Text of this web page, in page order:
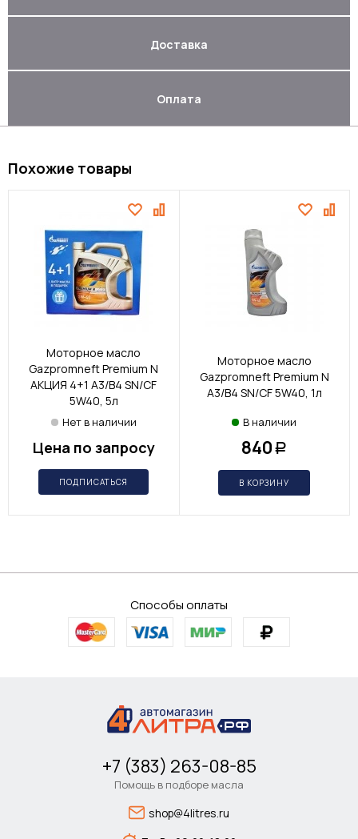
Доставка
Оплата
Похожие товары
Моторное масло
Gazpromneft Premium N
АКЦИЯ 4+1 A3/B4 SN/CF
5W40, 5л
Нет в наличии
Цена по запросу
ПОДПИСАТЬСЯ
Моторное масло
Gazpromneft Premium N
A3/B4 SN/CF 5W40, 1л
В наличии
840 Р
В КОРЗИНУ
Способы оплаты
+7 (383) 263-08-85
Помощь в подборе масла
shop@4litres.ru